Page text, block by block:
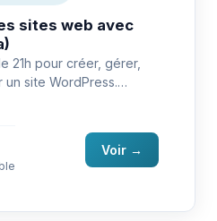
sites web avec
21h pour créer, gérer,
site WordPress.
TOSA…
Voir →